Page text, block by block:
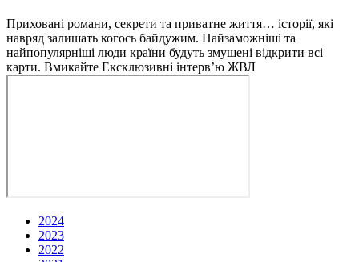
Приховані романи, секрети та приватне життя… історії, які
навряд залишать когось байдужим. Найзаможніші та
найпопулярніші люди країни будуть змушені відкрити всі
карти. Вмикайте Ексклюзивні інтерв’ю ЖВЛ
2024
2023
2022